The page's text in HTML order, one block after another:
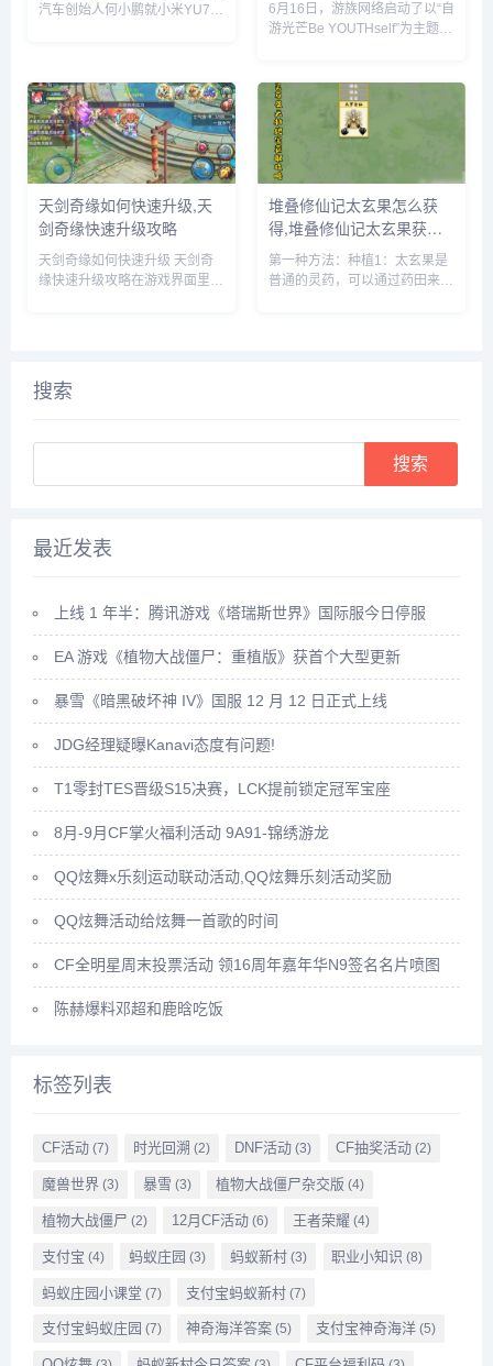
汽车创始人何小鹏就小米YU7的
间进行了多次深入讨论。在交流
过程中，何小鹏对小米YU7的...
6月16日，游族网络启动了以“自
游光芒Be YOUTHself”为主题的
狂欢嘉年华，更集结了旗下产品
为全球玩家带来了庆生版本更新
及包含616...
天剑奇缘如何快速升级,天
剑奇缘快速升级攻略
天剑奇缘如何快速升级 天剑奇
缘快速升级攻略在游戏界面里，
悬赏任务，完成这些任务后，就
可以...
堆叠修仙记太玄果怎么获
得,堆叠修仙记太玄果获得
方法
第一种方法：种植1：太玄果是
普通的灵药，可以通过药田来种
搜索
最近发表
上线 1 年半：腾讯游戏《塔瑞斯世界》国际服今日停服
EA 游戏《植物大战僵尸：重植版》获首个大型更新
暴雪《暗黑破坏神 IV》国服 12 月 12 日正式上线
JDG经理疑曝Kanavi态度有问题!
T1零封TES晋级S15决赛，LCK提前锁定冠军宝座
8月-9月CF掌火福利活动 9A91-锦绣游龙
QQ炫舞x乐刻运动联动活动,QQ炫舞乐刻活动奖励
QQ炫舞活动给炫舞一首歌的时间
CF全明星周末投票活动 领16周年嘉年华N9签名名片喷图
陈赫爆料邓超和鹿晗吃饭
标签列表
CF活动(7) 时光回溯 (2) DNF活动 (3) CF抽奖活动 (2)
魔兽世界(3) 暴雪 (3) 植物大战僵尸杂交版 (4)
植物大战僵尸 (2) 12月CF活动(6) 王者荣耀 (4)
支付宝 (4) 蚂蚁庄园 (3) 蚂蚁新村 (3) 职业小知识 (8)
蚂蚁庄园小课堂 (7) 支付宝蚂蚁新村(7)
支付宝蚂蚁庄园 (7) 神奇海洋答案(5) 支付宝神奇海洋 (5)